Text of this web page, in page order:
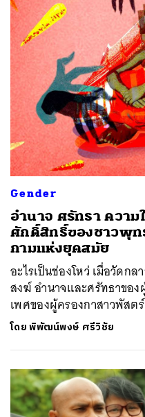
Gender
อำนาจ ศรัทธา ความ
ศักดิ์สิทธิ์ของชาวพุท
กามแห่งยุคสมัย
อะไรเป็นช่องโหว่ เมื่อวัดก
สงฆ์ อำนาจและศรัทธาขอ
เพศของผู้ครองกาสาวพัสต
โดยพิพัฒน์พงษ์ ศรีวิชัย